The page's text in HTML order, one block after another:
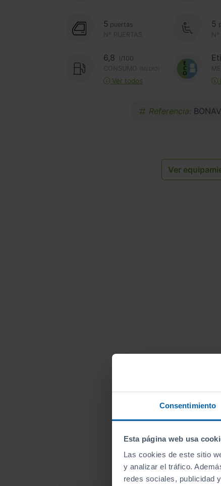
Consentimiento
Esta página web usa
Las cookies de este sitio
y analizar el tráfico.
redes sociales, publicidad
Nº PUERTAS
5 puertas
5
6,8
l/100
CONSUMO
(MEDIO)
Ver todos
Referencia:
Ver